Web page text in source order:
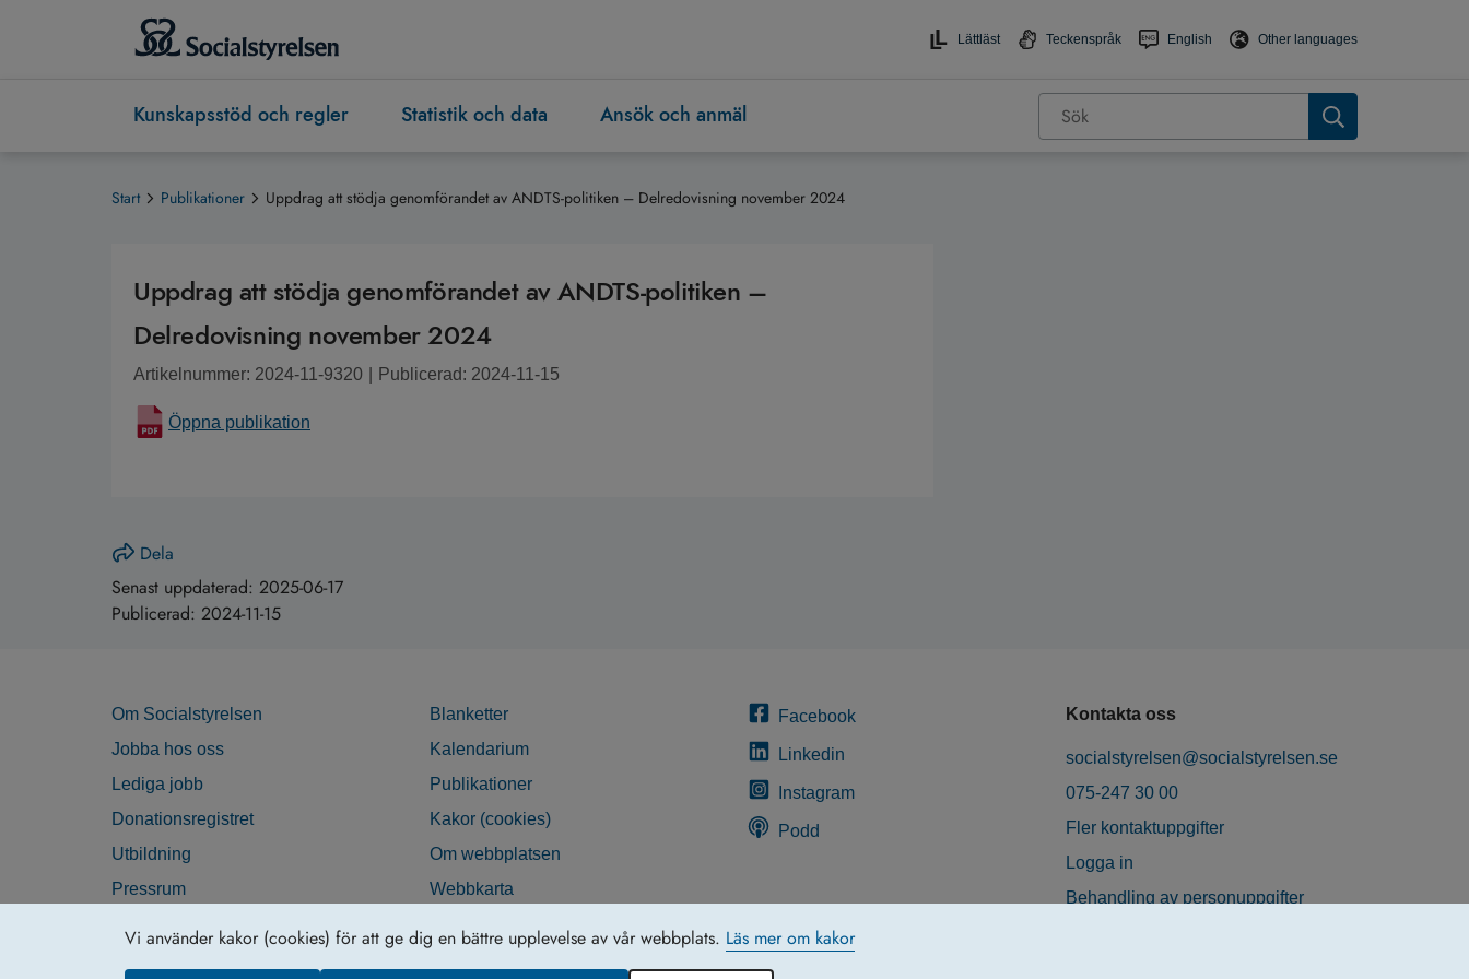
Vi använder kakor (cookies) för att ge dig en bättre upplevelse av vår webbplats. Läs mer om kakor
Lättläst Teckenspråk English Other languages
Kunskapsstöd och regler Statistik och data Ansök och anmäl
Start Publikationer Uppdrag att stödja genomförandet av ANDTS-politiken – Delredovisning november 2024
Uppdrag att stödja genomförandet av ANDTS-politiken –
Delredovisning november 2024
Artikelnummer: 2024-11-9320 Publicerad: 2024-11-15
Öppna publikation
Dela
Senast uppdaterad: 2025-06-17
Publicerad: 2024-11-15
Om Socialstyrelsen
Jobba hos oss
Lediga jobb
Donationsregistret
Utbildning
Pressrum
Blanketter
Kalendarium
Publikationer
Kakor (cookies)
Om webbplatsen
Webbkarta
Facebook
Linkedin
Instagram
Podd
Kontakta oss
socialstyrelsen@socialstyrelsen.se
075-247 30 00
Fler kontaktuppgifter
Logga in
Behandling av personuppgifter